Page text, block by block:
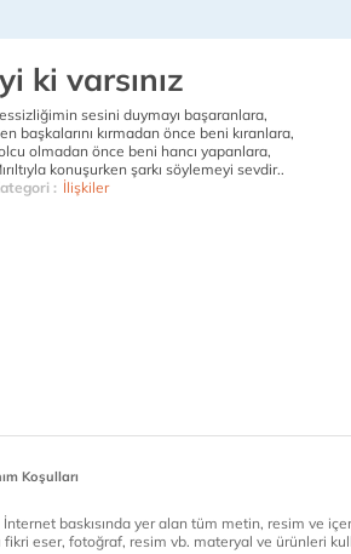
ki varsınız
sesini duymayı başaranlara,
başkalarını kırmadan önce beni kıranlara,
olmadan önce beni hancı yapanlara,
konuşurken şarkı söylemeyi sevdir..
: İlişkiler
Koşulları
İnternet baskısında yer alan tüm metin, resim ve
eser, fotoğraf, resim vb. materyal ve ürünleri